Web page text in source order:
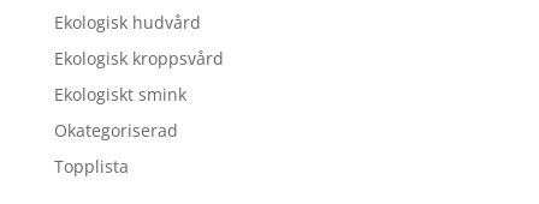
Ekologisk hudvård
Ekologisk kroppsvård
Ekologiskt smink
Okategoriserad
Topplista